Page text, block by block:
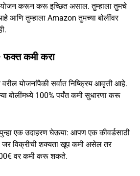
करून करू इच्छित असाल. तुम्हाला तुमचे
तुम्हाला Amazon तुमच्या बोलींवर
फक्त कमी करा
योजनांपैकी सर्वात निष्क्रिय आवृत्ती आहे.
बोलींमध्ये 100% पर्यंत कमी सुधारणा करू
एक उदाहरण घेऊया: आपण एक कीवर्डसाठी
विक्रीची शक्यता खूप कमी असेल तर
वर कमी करू शकते.